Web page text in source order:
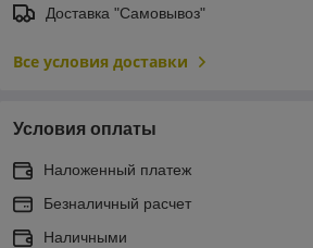
Доставка "Самовывоз"
Все условия доставки
Условия оплаты
Наложенный платеж
Безналичный расчет
Наличными